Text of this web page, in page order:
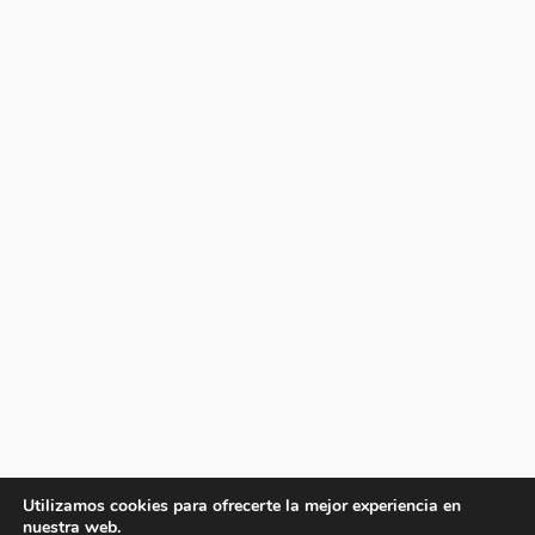
Utilizamos cookies para ofrecerte la mejor experiencia en
nuestra web.